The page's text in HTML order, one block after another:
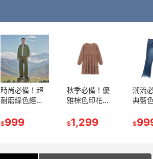
時尚必備！超
耐磨綠色經典
搭多場合！
$999
秋季必備！優
雅棕色印花長
時隨地驚艷全
場！
$1,299
潮流
典藍
尚升
$